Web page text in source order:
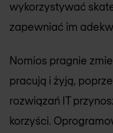
wykorzystywać
zapewniać im
Nomios pragnie
pracują i żyją,
rozwiązań IT
korzyści.